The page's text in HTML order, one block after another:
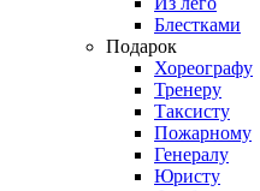
Блестками
Подарок
Хореографу
Тренеру
Таксисту
Пожарному
Генералу
Юристу